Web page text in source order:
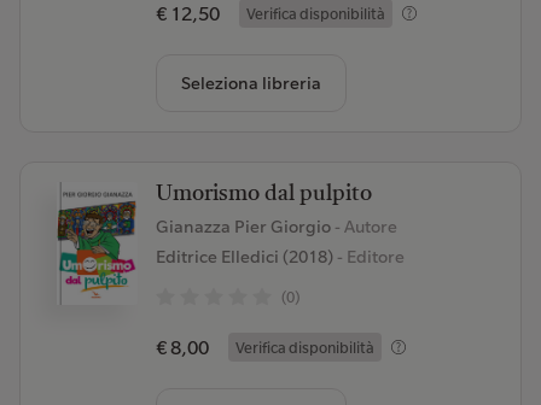
€ 12,50 Verifica disponibilità
Seleziona libreria
Umorismo dal pulpito
Gianazza Pier Giorgio - Autore
Editrice Elledici (2018)- Editore
(0)
€ 8,00 Verifica disponibilità